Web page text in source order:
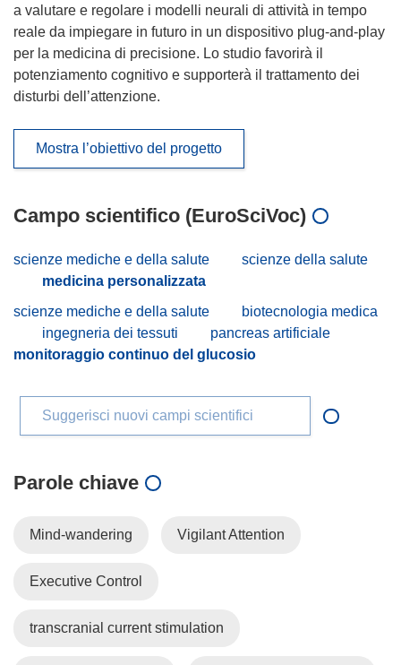
a valutare e regolare i modelli neurali di attività in tempo
reale da impiegare in futuro in un dispositivo plug-and-play
per la medicina di precisione. Lo studio favorirà il
potenziamento cognitivo e supporterà il trattamento dei
disturbi dell’attenzione.
Mostra l’obiettivo del progetto
Campo scientifico (EuroSciVoc)
scienze mediche e della salute
scienze della salute
medicina personalizzata
scienze mediche e della salute
biotecnologia medica
ingegneria dei tessuti
pancreas artificiale
monitoraggio continuo del glucosio
Suggerisci nuovi campi scientifici
Parole chiave
Mind-wandering Vigilant Attention
Executive Control
transcranial current stimulation